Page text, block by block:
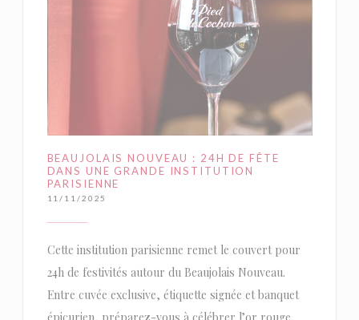
BEAUJOLAIS NOUVEAU : 24H DE FÊTE
DANS UNE GRANDE INSTITUTION
PARISIENNE
11/11/2025
Cette institution parisienne remet le couvert pour
24h de festivités autour du Beaujolais Nouveau.
Entre cuvée exclusive, étiquette signée et banquet